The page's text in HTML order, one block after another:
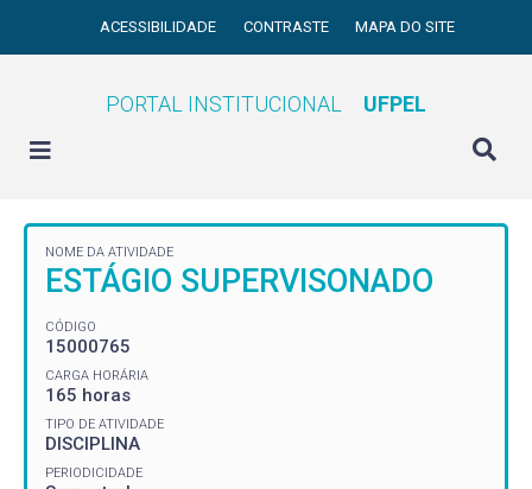
ACESSIBILIDADE CONTRASTE MAPA DO SITE
PORTAL INSTITUCIONAL UFPEL
NOME DA ATIVIDADE
ESTÁGIO SUPERVISONADO
CÓDIGO
15000765
CARGA HORÁRIA
165 horas
TIPO DE ATIVIDADE
DISCIPLINA
PERIODICIDADE